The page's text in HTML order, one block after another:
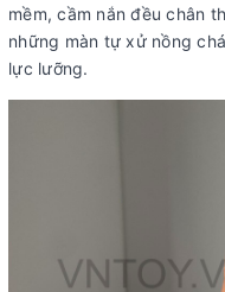
mềm, cầm nắn đều chân
những màn tự xử nồng
lực lưỡng.